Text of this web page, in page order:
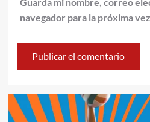
navegador para la próxima